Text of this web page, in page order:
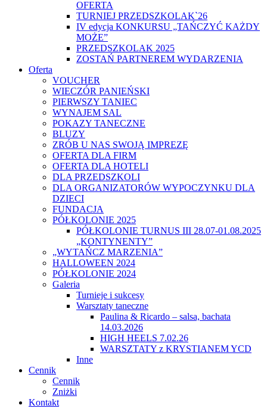
OFERTA
TURNIEJ PRZEDSZKOLAK`26
IV edycja KONKURSU „TAŃCZYĆ KAŻDY
MOŻE”
PRZEDSZKOLAK 2025
ZOSTAŃ PARTNEREM WYDARZENIA
Oferta
VOUCHER
WIECZÓR PANIEŃSKI
PIERWSZY TANIEC
WYNAJEM SAL
POKAZY TANECZNE
BLUZY
ZRÓB U NAS SWOJĄ IMPREZĘ
OFERTA DLA FIRM
OFERTA DLA HOTELI
DLA PRZEDSZKOLI
DLA ORGANIZATORÓW WYPOCZYNKU DLA
DZIECI
FUNDACJA
PÓŁKOLONIE 2025
PÓŁKOLONIE TURNUS III 28.07-01.08.2025
„KONTYNENTY”
„WYTAŃCZ MARZENIA”
HALLOWEEN 2024
PÓŁKOLONIE 2024
Galeria
Turnieje i sukcesy
Warsztaty taneczne
Paulina & Ricardo – salsa, bachata
14.03.2026
HIGH HEELS 7.02.26
WARSZTATY z KRYSTIANEM YCD
Inne
Cennik
Cennik
Zniżki
Kontakt